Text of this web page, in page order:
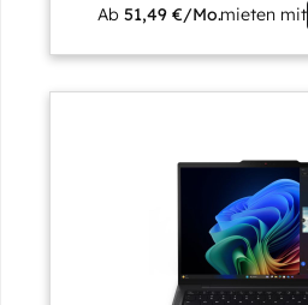
Ab51,49 €/Mo.mieten mit